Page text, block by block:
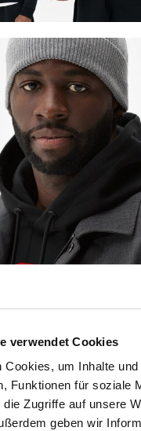
verwendet Cookies
Cookies, um Inhalte
Funktionen für soziale
die Zugriffe auf unsere
geben wir
und ihn so
Phänomen
Zusammenarbeit
für
weiter zu